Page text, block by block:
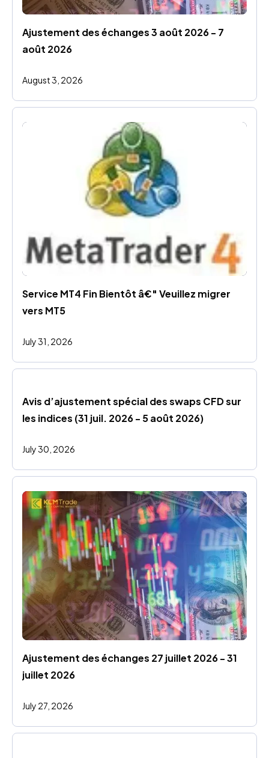
Ajustement des échanges 3 août 2026 - 7
août 2026
August 3, 2026
Service MT4 Fin Bientôt â€" Veuillez migrer
vers MT5
July 31, 2026
Avis d’ajustement spécial des swaps CFD sur
les indices (31 juil. 2026 - 5 août 2026)
July 30, 2026
Ajustement des échanges 27 juillet 2026 - 31
juillet 2026
July 27, 2026